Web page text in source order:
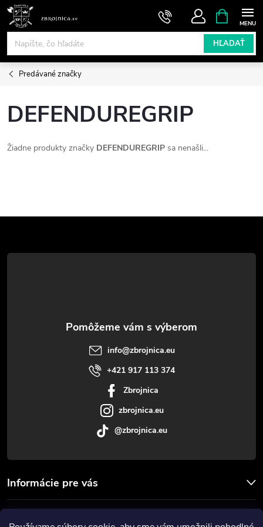
Prejsť
obsah
HĽADAŤ
KOŠÍK
Predávané značky
DEFENDUREGRIP
Žiadne produkty značky DEFENDUREGRIP sa nenašli...
á
Informácie pre vás
info@zbrojnica.eu
+421 917 113 374
Zbrojnica
zbrojnica.eu
@zbrojnica.eu